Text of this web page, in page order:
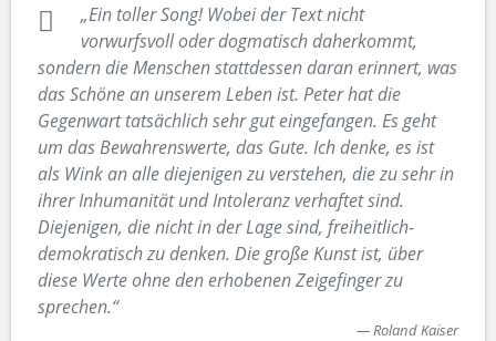
„Ein toller Song! Wobei der Text nicht
vorwurfsvoll oder dogmatisch daherkommt,
sondern die Menschen stattdessen daran erinnert, was
das Schöne an unserem Leben ist. Peter hat die
Gegenwart tatsächlich sehr gut eingefangen. Es geht
um das Bewahrenswerte, das Gute. Ich denke, es ist
als Wink an alle diejenigen zu verstehen, die zu sehr in
ihrer Inhumanität und Intoleranz verhaftet sind.
Diejenigen, die nicht in der Lage sind, freiheitlich-
demokratisch zu denken. Die große Kunst ist, über
diese Werte ohne den erhobenen Zeigefinger zu
sprechen.“
Roland Kaiser